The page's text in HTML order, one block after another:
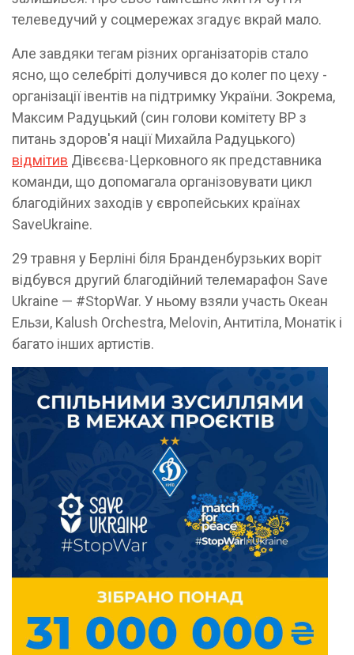
телеведучий у соцмережах згадує вкрай мало.
Але завдяки тегам різних організаторів стало
ясно, що селебріті долучився до колег по цеху -
організації івентів на підтримку України. Зокрема,
Максим Радуцький (син голови комітету ВР з
питань здоров'я нації Михайла Радуцького)
відмітив Дівєєва-Церковного як представника
команди, що допомагала організовувати цикл
благодійних заходів у європейських країнах
SaveUkraine.
29 травня у Берліні біля Бранденбурзьких воріт
відбувся другий благодійний телемарафон Save
Ukraine — #StopWar. У ньому взяли участь Океан
Ельзи, Kalush Orchestra, Melovin, Антитіла, Монатік і
багато інших артистів.